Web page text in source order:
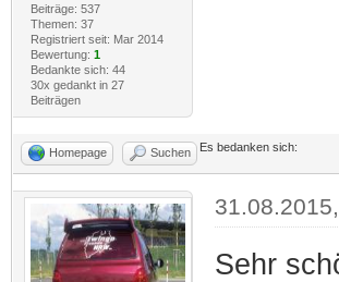
Beiträge: 537
Themen: 37
Registriert seit: Mar 2014
Bewertung: 1
Bedankte sich: 44
30x gedankt in 27
Beiträgen
Homepage Suchen Es bedanken sich:
Sehr